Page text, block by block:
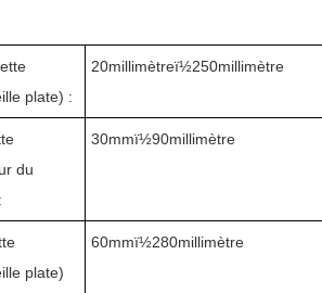
plate) :
20millimètreï½250millimètre
du
30mmï½90millimètre
plate)
60mmï½280millimètre